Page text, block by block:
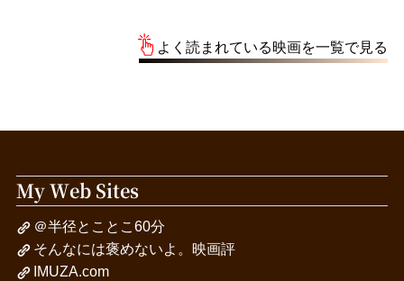
よく読まれている映画を一覧で見る
My Web Sites
＠半径とことこ60分
そんなには褒めないよ。映画評
IMUZA.com